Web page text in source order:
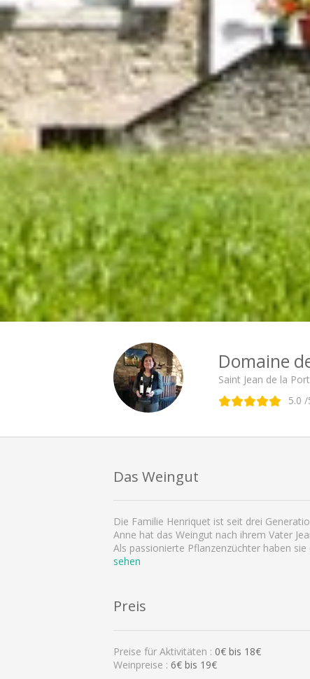
Domaine
Saint Jean de la
5.0 /
Das Weingut
Die Familie Henriquet ist seit drei
Anne hat das Weingut nach ihrem Vater
Als passionierte Pflanzenzüchter haben
sehen
Preis
Preise für Aktivitäten : 0€ bis 18€
Weinpreise : 6€ bis 19€